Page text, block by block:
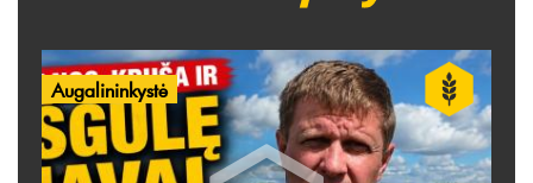
Augalininkystė